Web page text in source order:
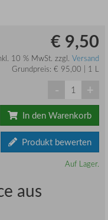
€ 9,50
10 % MwSt. zzgl. Versand
Grundpreis: € 95,00 | 1 L
- +
In den Warenkorb
Produkt bewerten
Auf Lager.
aus